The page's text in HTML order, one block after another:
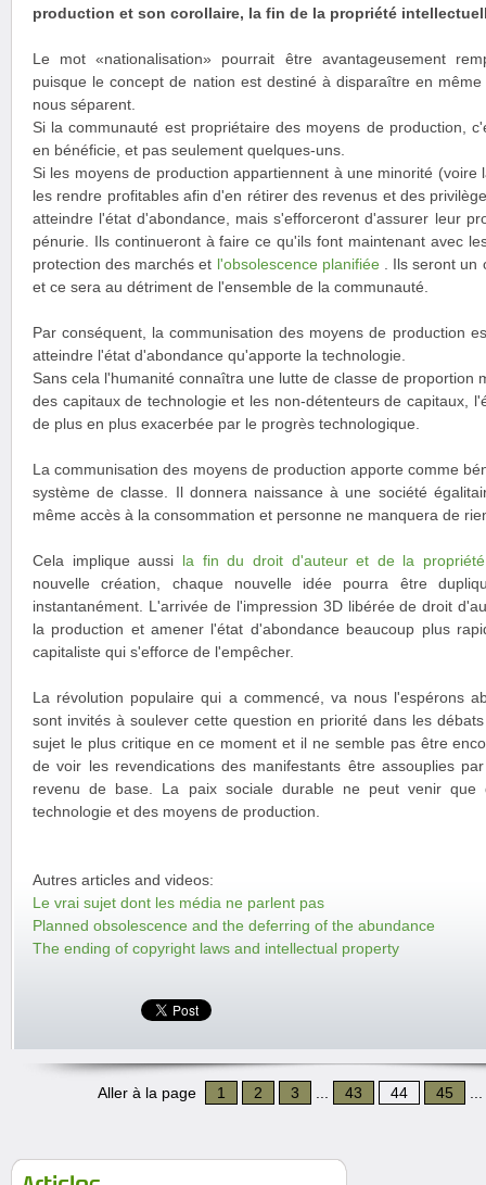
production et son corollaire, la fin de la propriété
Le mot «nationalisation» pourrait être avantageusement
puisque le concept de nation est destiné à disparaître en
nous séparent.
Si la communauté est propriétaire des moyens de production,
en bénéficie, et pas seulement quelques-uns.
Si les moyens de production appartiennent à une minorité (voire
les rendre profitables afin d'en rétirer des revenus et des
atteindre l'état d'abondance, mais s'efforceront d'assurer leur
pénurie. Ils continueront à faire ce qu'ils font maintenant avec
protection des marchés et l'obsolescence planifiée
. Ils seront
et ce sera au détriment de l'ensemble de la communauté.
Par conséquent, la communisation des moyens de production
atteindre l'état d'abondance qu'apporte la technologie.
Sans cela l'humanité connaîtra une lutte de classe de proportion
des capitaux de technologie et les non-détenteurs de capitaux,
de plus en plus exacerbée par le progrès technologique.
La communisation des moyens de production apporte comme
système de classe. Il donnera naissance à une société
même accès à la consommation et personne ne manquera de
Cela implique aussi la fin du droit d'auteur et de la propriété
nouvelle création, chaque nouvelle idée pourra être
instantanément. L'arrivée de l'impression 3D libérée de droit
la production et amener l'état d'abondance beaucoup plus
capitaliste qui s'efforce de l'empêcher.
La révolution populaire qui a commencé, va nous l'espérons
sont invités à soulever cette question en priorité dans les
sujet le plus critique en ce moment et il ne semble pas être
de voir les revendications des manifestants être assouplies
revenu de base. La paix sociale durable ne peut venir que
technologie et des moyens de production.
Autres articles and videos:
Le vrai sujet dont les média ne parlent pas
Planned obsolescence and the deferring of the abundance
The ending of copyright laws and intellectual property
Aller à la page 1 2 3 43 44 45